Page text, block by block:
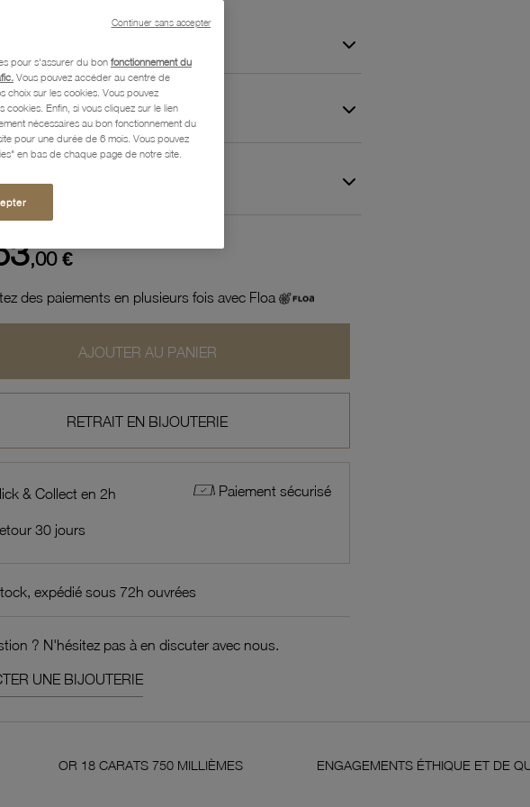
détaillées
Livraison, Retours et Garantie
,00 €
des paiements en plusieurs fois avec Floa
AJOUTER AU PANIER
RETRAIT EN BIJOUTERIE
& Collect en 2h Paiement sécurisé
30 jours
expédié sous 72h ouvrées
? N'hésitez pas à en discuter avec nous.
UNE BIJOUTERIE
750 MILLIÈMES ENGAGEMENTS ÉTHIQUE ET DE QUALITÉ
pour s'assurer du bon fonctionnement du
Vous pouvez accéder au centre de
choix sur les cookies. Vous pouvez
Enfin, si vous cliquez sur le lien
nécessaires au bon fonctionnement du
pour une durée de 6 mois. Vous pouvez
en bas de chaque page de notre site.
Continuer sans accepter